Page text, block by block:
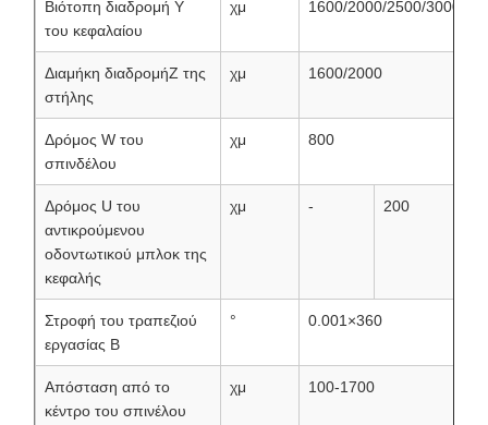
Βιότοπη διαδρομή Y
του κεφαλαίου
χμ 1600/2000/2500/3000
Διαμήκη διαδρομήZ της
στήλης
χμ 1600/2000
Δρόμος W του
σπινδέλου
χμ 800
Δρόμος U του
αντικρούμενου
οδοντωτικού μπλοκ της
κεφαλής
χμ - 200
Στροφή του τραπεζιού
εργασίας Β
° 0.001×360
Απόσταση από το
κέντρο του σπινέλου
χμ 100-1700